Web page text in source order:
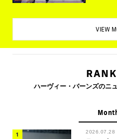
VIEW
ハーヴィー・バーンズのニ
2026.07.28